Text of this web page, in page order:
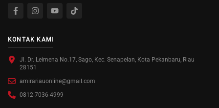
KONTAK KAMI
Jl. Dr. Leimena No.17, Sago, Kec. Senapelan, Kota Pekanbaru, Riau
28151
amirariauonline@gmail.com
0812-7036-4999